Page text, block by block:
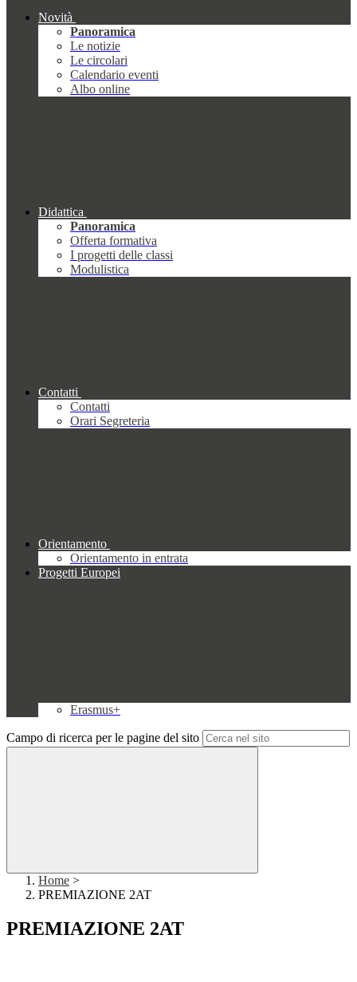
Novità
Panoramica
Le notizie
Le circolari
Calendario eventi
Albo online
Didattica
Panoramica
Offerta formativa
I progetti delle classi
Modulistica
Contatti
Contatti
Orari Segreteria
Orientamento
Orientamento in entrata
Progetti Europei
Erasmus+
Campo di ricerca per le pagine del sito
Home >
PREMIAZIONE 2AT
PREMIAZIONE 2AT